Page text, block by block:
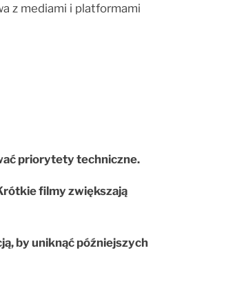
z mediami i platformami
priorytety techniczne.
filmy zwiększają
by uniknąć późniejszych